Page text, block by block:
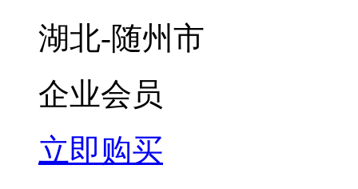
湖北-随州市
企业会员
立即购买